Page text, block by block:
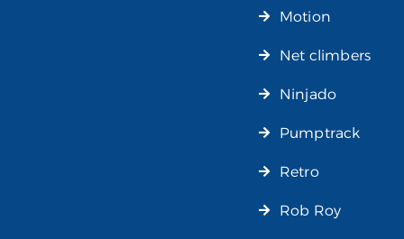
Motion
Net climbers
Ninjado
Pumptrack
Retro
Rob Roy